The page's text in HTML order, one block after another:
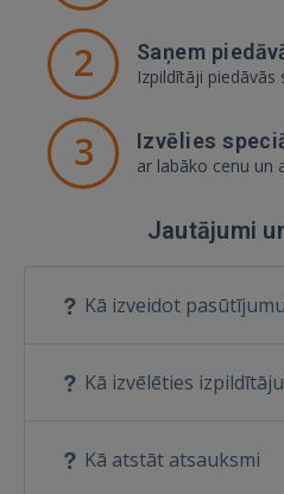
2 Saņem
Izpildītāji piedāvās
3 Izvēlies
ar labāko cenu un
Jautājumi
Kā izveidot pasūtījumu
Kā izvēlēties izpildītāju
Kā atstāt atsauksmi